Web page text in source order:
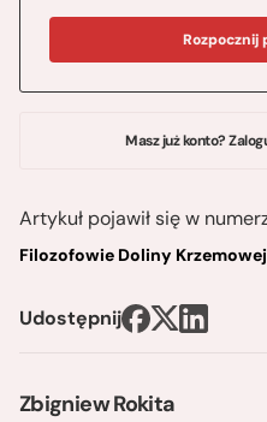
Zbigniew Rokita
Rozpocznij
Masz już konto?
Artykuł pojawił się w
Filozofowie Doliny
Udostępnij